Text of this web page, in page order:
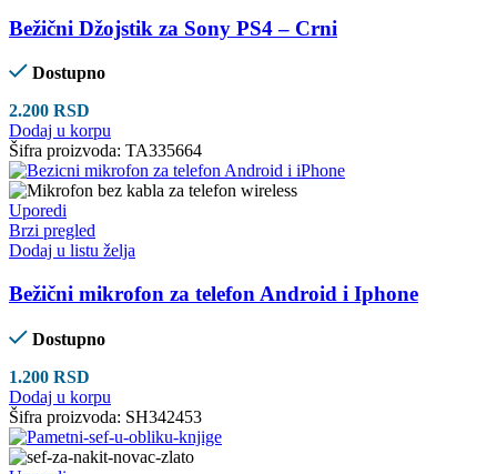
Bežični Džojstik za Sony PS4 – Crni
Dostupno
2.200 RSD
Dodaj u korpu
Šifra proizvoda: TA335664
Uporedi
Brzi pregled
Dodaj u listu želja
Bežični mikrofon za telefon Android i Iphone
Dostupno
1.200 RSD
Dodaj u korpu
Šifra proizvoda: SH342453